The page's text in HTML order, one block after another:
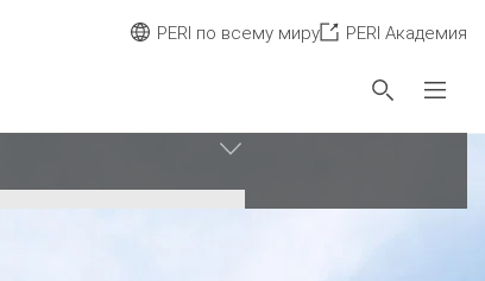
PERI по всему миру PERI Академия